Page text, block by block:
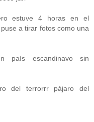
estuve 4 horas en el
a tirar fotos como una
país escandinavo sin
del terrorrr pájaro del